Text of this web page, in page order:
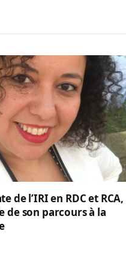
de l’IRI en RDC et RCA,
de son parcours à la